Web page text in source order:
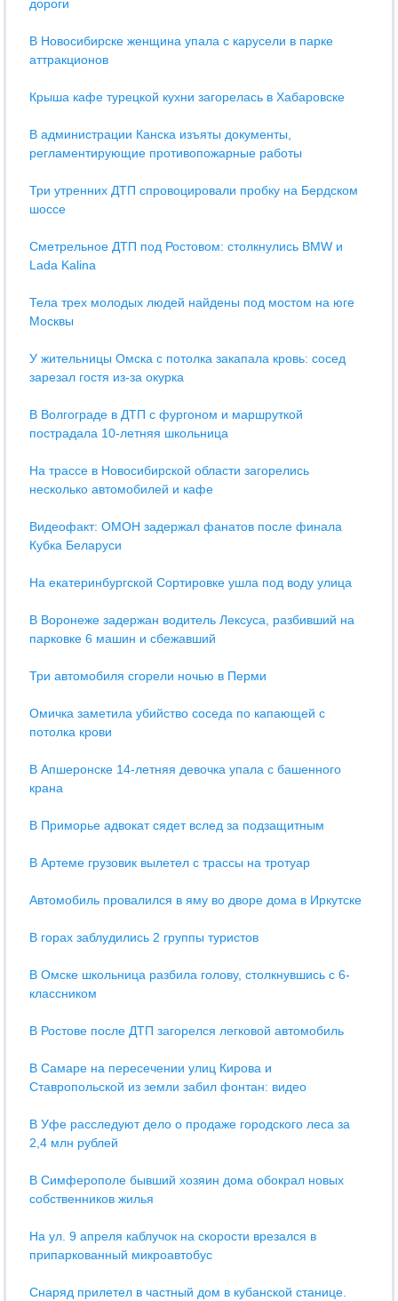
дороги
В Новосибирске женщина упала с карусели в парке
аттракционов
Крыша кафе турецкой кухни загорелась в Хабаровске
В администрации Канска изъяты документы,
регламентирующие противопожарные работы
Три утренних ДТП спровоцировали пробку на Бердском
шоссе
Сметрельное ДТП под Ростовом: столкнулись BMW и
Lada Kalina
Тела трех молодых людей найдены под мостом на юге
Москвы
У жительницы Омска с потолка закапала кровь: сосед
зарезал гостя из-за окурка
В Волгограде в ДТП с фургоном и маршруткой
пострадала 10-летняя школьница
На трассе в Новосибирской области загорелись
несколько автомобилей и кафе
Видеофакт: ОМОН задержал фанатов после финала
Кубка Беларуси
На екатеринбургской Сортировке ушла под воду улица
В Воронеже задержан водитель Лексуса, разбивший на
парковке 6 машин и сбежавший
Три автомобиля сгорели ночью в Перми
Омичка заметила убийство соседа по капающей с
потолка крови
В Апшеронске 14-летняя девочка упала с башенного
крана
В Приморье адвокат сядет вслед за подзащитным
В Артеме грузовик вылетел с трассы на тротуар
Автомобиль провалился в яму во дворе дома в Иркутске
В горах заблудились 2 группы туристов
В Омске школьница разбила голову, столкнувшись с 6-
классником
В Ростове после ДТП загорелся легковой автомобиль
В Самаре на пересечении улиц Кирова и
Ставропольской из земли забил фонтан: видео
В Уфе расследуют дело о продаже городского леса за
2,4 млн рублей
В Симферополе бывший хозяин дома обокрал новых
собственников жилья
На ул. 9 апреля каблучок на скорости врезался в
припаркованный микроавтобус
Снаряд прилетел в частный дом в кубанской станице.